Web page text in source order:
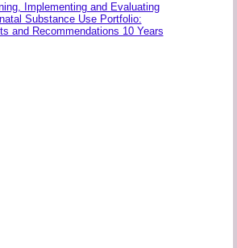
Implementing and Evaluating
Substance Use Portfolio:
and Recommendations 10 Years